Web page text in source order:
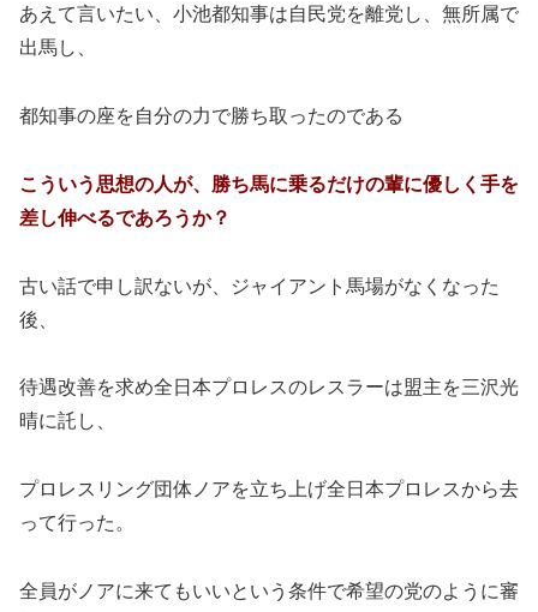
あえて言いたい、小池都知事は自民党を離党し、無所属で
出馬し、
都知事の座を自分の力で勝ち取ったのである
こういう思想の人が、勝ち馬に乗るだけの輩に優しく手を
差し伸べるであろうか？
古い話で申し訳ないが、ジャイアント馬場がなくなった
後、
待遇改善を求め全日本プロレスのレスラーは盟主を三沢光
晴に託し、
プロレスリング団体ノアを立ち上げ全日本プロレスから去
って行った。
全員がノアに来てもいいという条件で希望の党のように審